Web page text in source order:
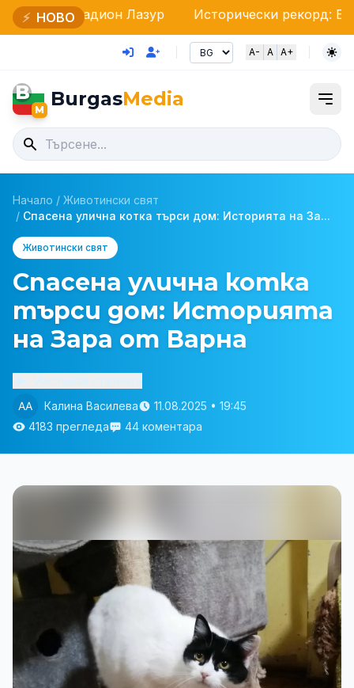
⚡ НОВО
Лазур Исторически рекорд: Бургас завладя
A- A A+
B
M BurgasMedia
Начало / Животински свят
/ Спасена улична котка търси дом: Историята на За...
Животински свят
Спасена улична котка
търси дом: Историята
на Зара от Варна
Калина Василева
11.08.2025 • 19:45
4183 прегледа
44 коментара